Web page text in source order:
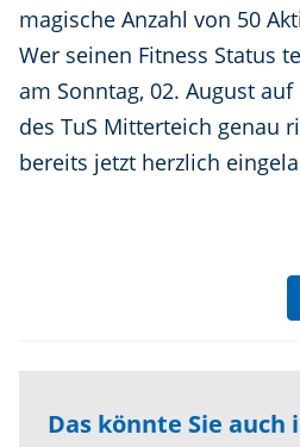
magische Anzahl von 50
Wer seinen Fitness Status
am Sonntag, 02. August
des TuS Mitterteich genau
bereits jetzt herzlich
Das könnte Sie